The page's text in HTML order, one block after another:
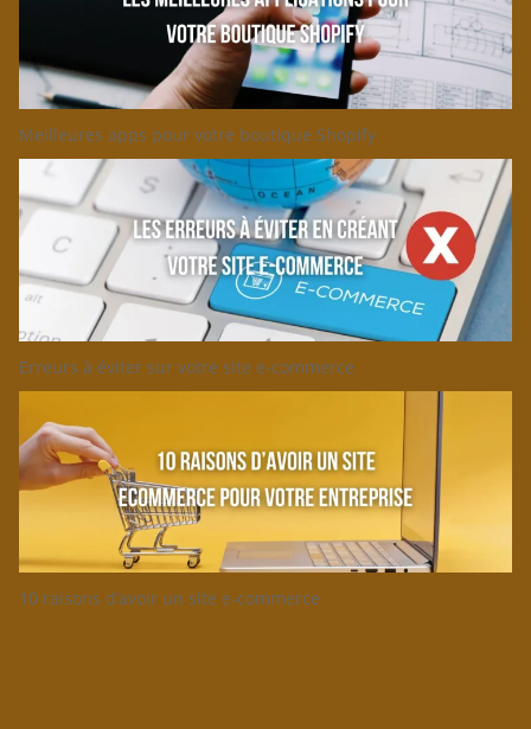
Meilleures apps pour votre boutique Shopify
Erreurs à éviter sur votre site e-commerce
10 raisons d’avoir un site e-commerce